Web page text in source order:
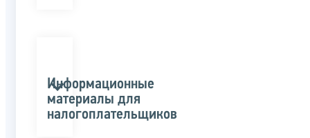
Информационные
материалы для
налогоплательщиков